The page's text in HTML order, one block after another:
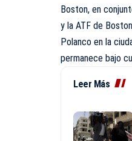
Boston, en
y la ATF de
Polanco en la
permanece bajo
Leer Más